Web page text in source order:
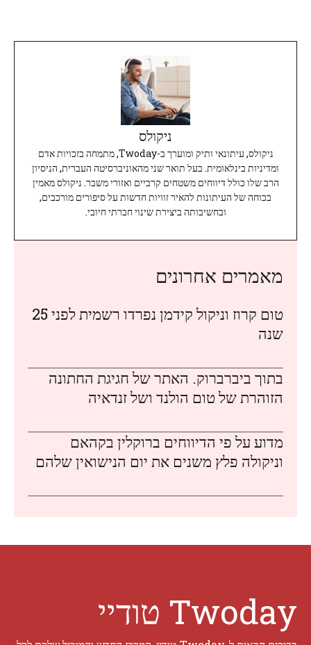
ניקולס
ניקולס, עיתונאי ותיק ומוערך ב-Twoday, מתמחה בזכויות אדם
ומדיניות בינלאומית. בעל תואר שני מהאוניברסיטה העברית, הניסיון
הרב שלו כולל דיווחים משטחים קרביים ואזורי משבר. ניקולס מאמין
בכוחה של העיתונות להאיר זוויות חדשות על סיפורים מורכבים,
ובחשיבותה ביצירת שינוי חברתי חיובי.
מאמרים אחרונים
טום קרוז וניקול קידמן נפרדו רשמית לפני 25
שנה
בתוך ביברברוק. האתר של חגיגת החתונה
הזוהרת של טום הולנד ושל זנדאיה
מדוע על פי הדיווחים ברוקלין בקהאם
וניקולה פלץ משנים את יום הנישואין שלהם
Twoday טודיי